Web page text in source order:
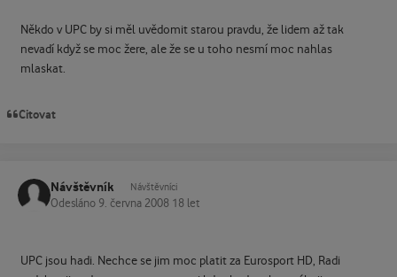
Někdo v UPC by si měl uvědomit starou pravdu, že lidem až tak
nevadí když se moc žere, ale že se u toho nesmí moc nahlas
mlaskat.
Citovat
Návštěvník Návštěvníci
Odesláno 9. června 2008 18 let
UPC jsou hadi. Nechce se jim moc platit za Eurosport HD, Radi